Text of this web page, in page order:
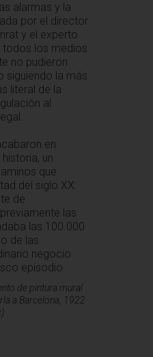
alarmas y la
por el director
y el experto
todos los medios
no pudieron
siguiendo la más
literal de la
al
en
un
que
del siglo XX:
de
las
las 100.000
de las
negocio
episodio.
de pintura mural
a Barcelona, 1922